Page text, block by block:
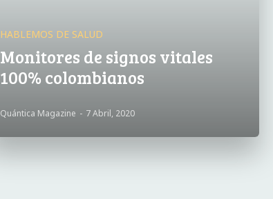
HABLEMOS DE SALUD
Monitores de signos vitales
100% colombianos
Quántica Magazine - 7 Abril, 2020